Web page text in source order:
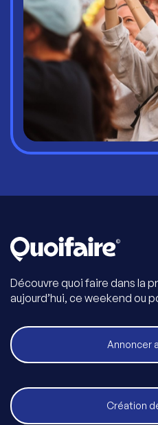
Découvre quoi faire dans la
aujourd’hui, ce weekend ou
Annoncer
Création